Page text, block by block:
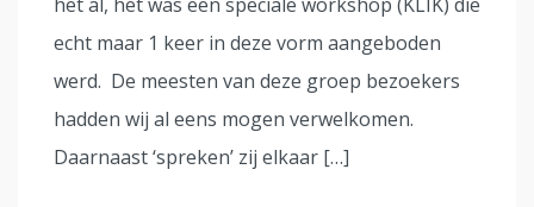
echt maar 1 keer in deze vorm aangeboden
werd. De meesten van deze groep bezoekers
hadden wij al eens mogen verwelkomen.
Daarnaast ‘spreken’ zij elkaar […]